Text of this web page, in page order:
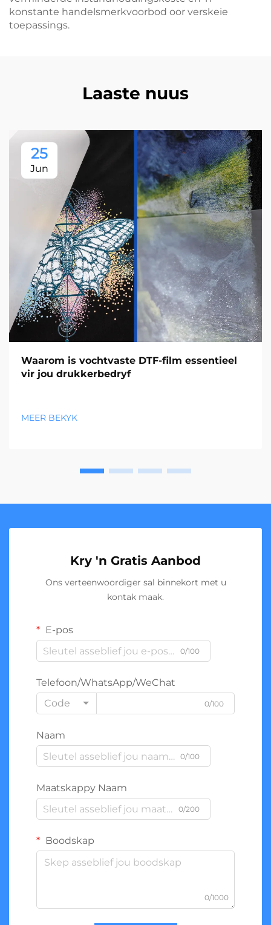
konstante handelsmerkvoorbod oor verskeie
toepassings.
Laaste nuus
25
Jun
Waarom is vochtvaste DTF-film essentieel
vir jou drukkerbedryf
MEER BEKYK
Kry 'n Gratis Aanbod
Ons verteenwoordiger sal binnekort met u
kontak maak.
E-pos
0/100
Telefoon/WhatsApp/WeChat
Code
0/100
Naam
0/100
Maatskappy Naam
0/200
Boodskap
0/1000